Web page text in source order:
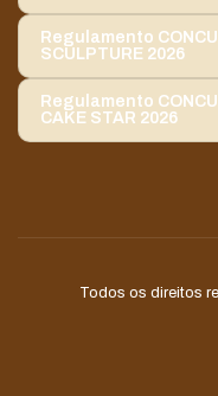
Regulamento
SCULPTURE 2026
Regulamento
CAKE STAR 2026
Todos os direitos